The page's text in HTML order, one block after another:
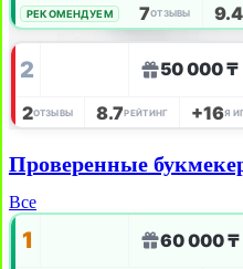
РЕКОМЕНДУЕМ 7ОТЗЫВЫ 9.4
2 50 000 ₸
2ОТЗЫВЫ 8.7РЕЙТИНГ +16Я
Проверенные
Все
1 60 000 ₸